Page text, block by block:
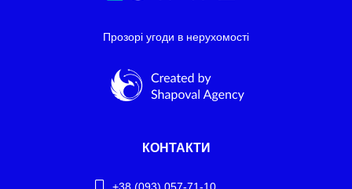
Прозорі угоди в нерухомості
КОНТАКТИ
+38 (093) 057-71-10